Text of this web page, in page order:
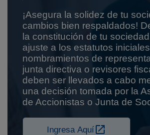
¡Asegura la solidez de tu
cambios bien respaldados!
la constitución de tu
ajuste a los estatutos
nombramientos de
junta directiva o revisores
deben ser llevados a cabo
una decisión tomada por la
de Accionistas o Junta de
Ingresa Aquí